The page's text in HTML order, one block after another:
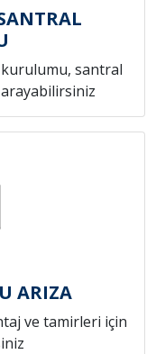
kurulumu, santral
ARIZA
ve tamirleri için